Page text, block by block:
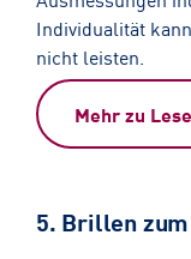
Individualität
nicht leisten.
Mehr zu
5. Brillen